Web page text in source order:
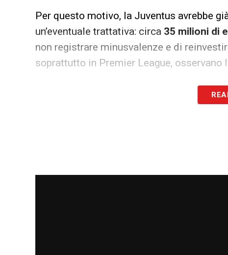
Per questo motivo, la Juventus avrebbe
un’eventuale trattativa: circa 35 milioni di
non registrare minusvalenze e di
soprattutto in Premier League, osservano
crede ancora in
LEGGI ANCHE >>>